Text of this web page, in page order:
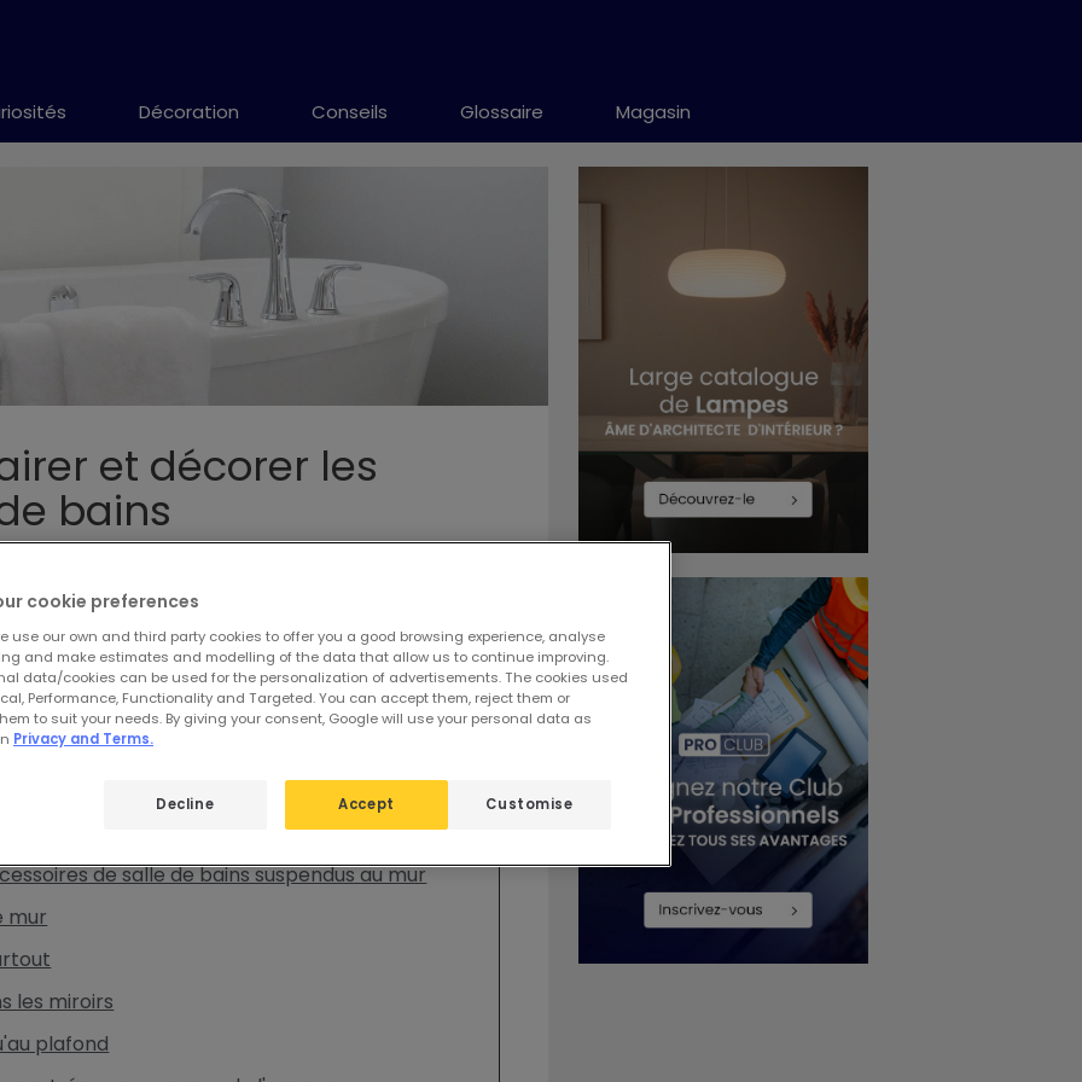
Décoration Conseils Glossaire Magasin
et décorer les
bains
de l'espace dans une petite salle de bains ?
et d'éclairage pour les petites salles de
carreaux
ajouter de l'espace
de salle de bains suspendus au mur
mur
les miroirs
plafond
cookie preferences
use our own and third party cookies to offer you a good browsing experience, analyse
and make estimates and modelling of the data that allow us to continue improving.
data/cookies can be used for the personalization of advertisements. The cookies used
Performance, Functionality and Targeted. You can accept them, reject them or
to suit your needs. By giving your consent, Google will use your personal data as
Privacy and Terms.
Customise
Decline Accept